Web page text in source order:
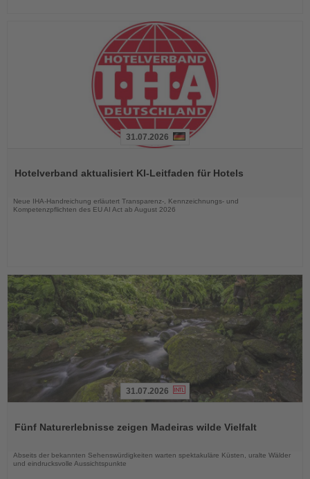
die
31.07.2026
Hotelverband aktualisiert KI-Leitfaden für Hotels
Neue IHA-Handreichung erläutert Transparenz-, Kennzeichnungs- und
Kompetenzpflichten des EU AI Act ab August 2026
die
31.07.2026
Fünf Naturerlebnisse zeigen Madeiras wilde Vielfalt
Abseits der bekannten Sehenswürdigkeiten warten spektakuläre Küsten, uralte Wälder
und eindrucksvolle Aussichtspunkte